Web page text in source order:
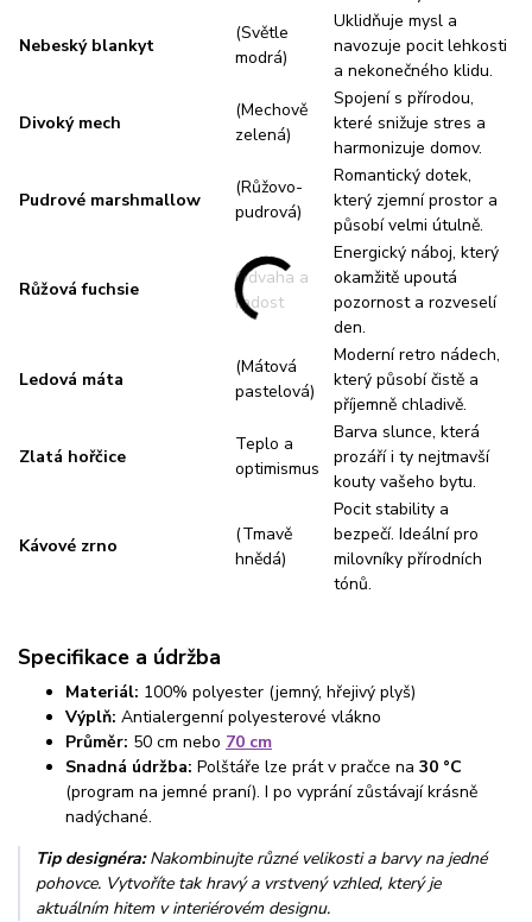
Nebeský blankyt
(Světle
modrá)
Uklidňuje mysl a
navozuje pocit lehkosti
a nekonečného klidu.
Divoký mech
(Mechově
zelená)
Spojení s přírodou,
které snižuje stres a
harmonizuje domov.
Pudrové marshmallow
(Růžovo-
pudrová)
Romantický dotek,
který zjemní prostor a
působí velmi útulně.
Růžová fuchsie
Odvaha a
radost
Energický náboj, který
okamžitě upoutá
pozornost a rozveselí
den.
Ledová máta
(Mátová
pastelová)
Moderní retro nádech,
který působí čistě a
příjemně chladivě.
Zlatá hořčice
Teplo a
optimismus
Barva slunce, která
prozáří i ty nejtmavší
kouty vašeho bytu.
Kávové zrno
(Tmavě
hnědá)
Pocit stability a
bezpečí. Ideální pro
milovníky přírodních
tónů.
Specifikace a údržba
Materiál: 100% polyester (jemný, hřejivý plyš)
Výplň: Antialergenní polyesterové vlákno
Průměr: 50 cm nebo 70 cm
Snadná údržba: Polštáře lze prát v pračce na 30 °C
(program na jemné praní). I po vyprání zůstávají krásně
nadýchané.
Tip designéra:Nakombinujte různé velikosti a barvy na jedné
pohovce. Vytvoříte tak hravý a vrstvený vzhled, který je
aktuálním hitem v interiérovém designu.